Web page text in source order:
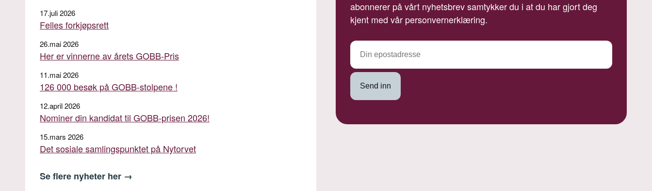
17.juli 2026
Felles forkjøpsrett
26.mai 2026
Her er vinnerne av årets GOBB-Pris
11.mai 2026
126 000 besøk på GOBB-stolpene !
12.april 2026
Nominer din kandidat til GOBB‑prisen 2026!
15.mars 2026
Det sosiale samlingspunktet på Nytorvet
Se flere nyheter her →
abonnerer på vårt nyhetsbrev samtykker du i at du har gjort deg
kjent med vår personvernerklæring.